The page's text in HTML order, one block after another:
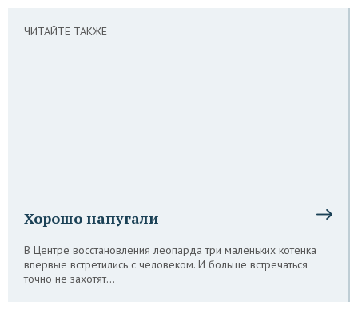
ЧИТАЙТЕ ТАКЖЕ
Хорошо напугали
В Центре восстановления леопарда три маленьких котенка
впервые встретились с человеком. И больше встречаться
точно не захотят…